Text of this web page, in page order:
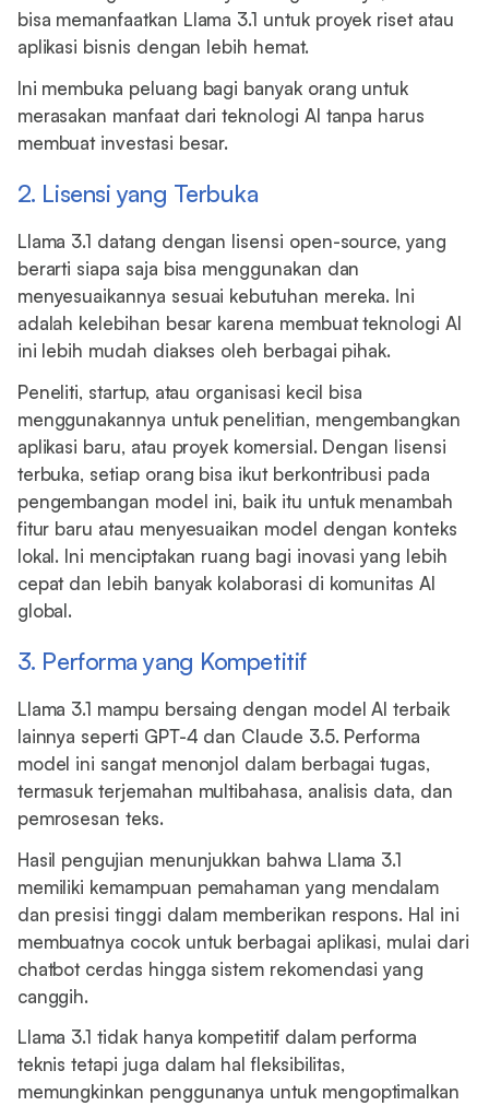
bisa memanfaatkan Llama 3.1 untuk proyek riset atau
aplikasi bisnis dengan lebih hemat.
Ini membuka peluang bagi banyak orang untuk
merasakan manfaat dari teknologi AI tanpa harus
membuat investasi besar.
2. Lisensi yang Terbuka
Llama 3.1 datang dengan lisensi open-source, yang
berarti siapa saja bisa menggunakan dan
menyesuaikannya sesuai kebutuhan mereka. Ini
adalah kelebihan besar karena membuat teknologi AI
ini lebih mudah diakses oleh berbagai pihak.
Peneliti, startup, atau organisasi kecil bisa
menggunakannya untuk penelitian, mengembangkan
aplikasi baru, atau proyek komersial. Dengan lisensi
terbuka, setiap orang bisa ikut berkontribusi pada
pengembangan model ini, baik itu untuk menambah
fitur baru atau menyesuaikan model dengan konteks
lokal. Ini menciptakan ruang bagi inovasi yang lebih
cepat dan lebih banyak kolaborasi di komunitas AI
global.
3. Performa yang Kompetitif
Llama 3.1 mampu bersaing dengan model AI terbaik
lainnya seperti GPT-4 dan Claude 3.5. Performa
model ini sangat menonjol dalam berbagai tugas,
termasuk terjemahan multibahasa, analisis data, dan
pemrosesan teks.
Hasil pengujian menunjukkan bahwa Llama 3.1
memiliki kemampuan pemahaman yang mendalam
dan presisi tinggi dalam memberikan respons. Hal ini
membuatnya cocok untuk berbagai aplikasi, mulai dari
chatbot cerdas hingga sistem rekomendasi yang
canggih.
Llama 3.1 tidak hanya kompetitif dalam performa
teknis tetapi juga dalam hal fleksibilitas,
memungkinkan penggunanya untuk mengoptimalkan